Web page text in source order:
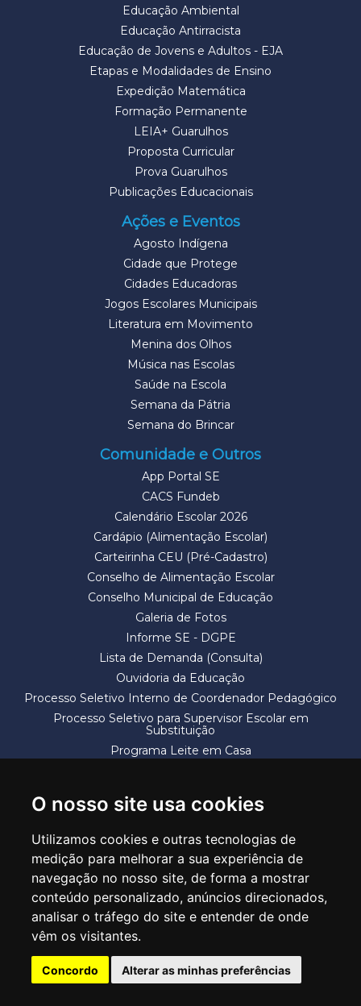
O nosso site usa cookies
Utilizamos cookies e outras tecnologias de
medição para melhorar a sua experiência de
navegação no nosso site, de forma a mostrar
conteúdo personalizado, anúncios direcionados,
analisar o tráfego do site e entender de onde
vêm os visitantes.
Concordo Alterar as minhas preferências
Educação Ambiental
Educação Antirracista
Educação de Jovens e Adultos - EJA
Etapas e Modalidades de Ensino
Expedição Matemática
Formação Permanente
LEIA+ Guarulhos
Proposta Curricular
Prova Guarulhos
Publicações Educacionais
Ações e Eventos
Agosto Indígena
Cidade que Protege
Cidades Educadoras
Jogos Escolares Municipais
Literatura em Movimento
Menina dos Olhos
Música nas Escolas
Saúde na Escola
Semana da Pátria
Semana do Brincar
Comunidade e Outros
App Portal SE
CACS Fundeb
Calendário Escolar 2026
Cardápio (Alimentação Escolar)
Carteirinha CEU (Pré-Cadastro)
Conselho de Alimentação Escolar
Conselho Municipal de Educação
Galeria de Fotos
Informe SE - DGPE
Lista de Demanda (Consulta)
Ouvidoria da Educação
Processo Seletivo Interno de Coordenador Pedagógico
Processo Seletivo para Supervisor Escolar em
Substituição
Programa Leite em Casa
SECRETARIA DE EDUCAÇÃO
Rua Claudino Barbosa, 313 - Macedo - Guarulhos/SP CEP 07113-040
Central de Atendimento: *55 11 2475-7300